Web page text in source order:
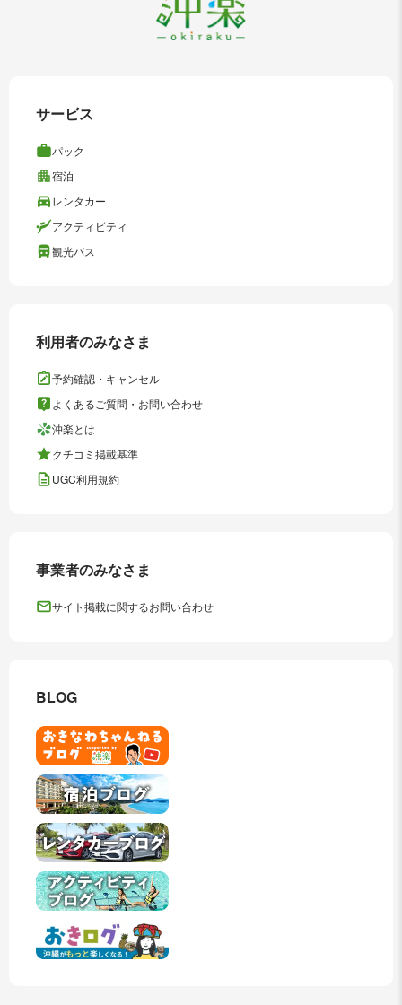
サービス
パック
宿泊
レンタカー
アクティビティ
観光バス
利用者のみなさま
予約確認・キャンセル
よくあるご質問・お問い合わせ
沖楽とは
クチコミ掲載基準
UGC利用規約
事業者のみなさま
サイト掲載に関するお問い合わせ
BLOG